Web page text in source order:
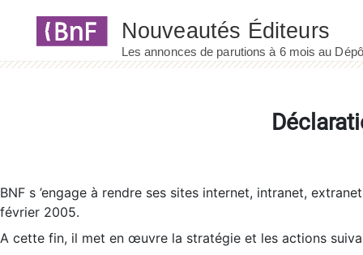
BNF s ’engage à rendre ses sites internet, intranet,
février 2005.
A cette fin, il met en œuvre la stratégie et les actions